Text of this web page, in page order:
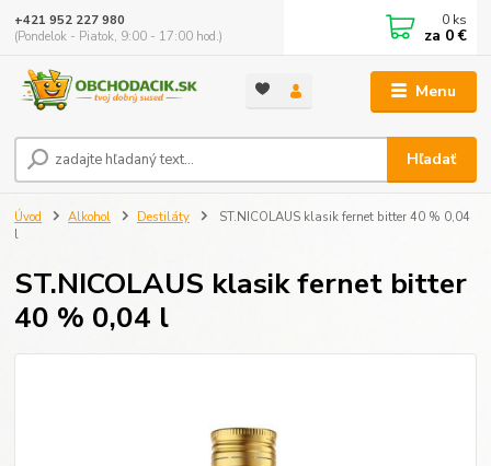
Menu
Hľadať
+421 952 227 980
(Pondelok - Piatok, 9:00 - 17:00 hod.)
0 ks
za 0 €
Úvod Alkohol Destiláty
ST.NICOLAUS klasik fernet bitter 40 % 0,04
l
ST.NICOLAUS klasik fernet bitter
40 % 0,04 l